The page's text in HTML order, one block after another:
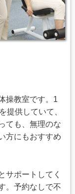
操教室です。1
提供していて、
ても、無理のな
方にもおすすめ
サポートしてく
。予約なしで不